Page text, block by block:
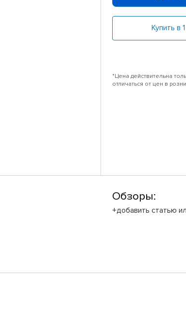
Купить в
*Цена действительна
отличаться от цен в
Обзоры:
+добавить статью